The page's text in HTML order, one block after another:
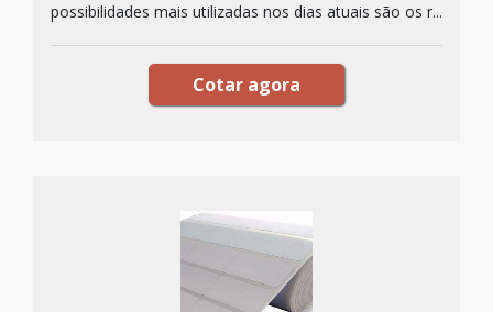
possibilidades mais utilizadas nos dias atuais são os r...
Cotar agora